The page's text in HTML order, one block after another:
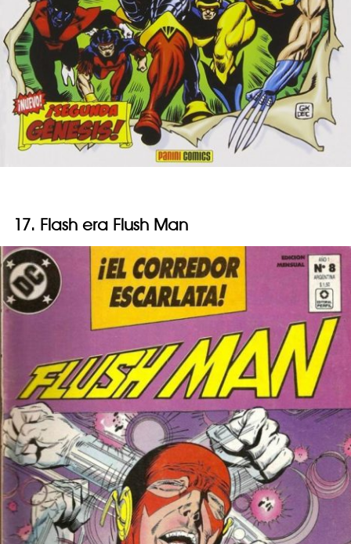
17. Flash era Flush Man